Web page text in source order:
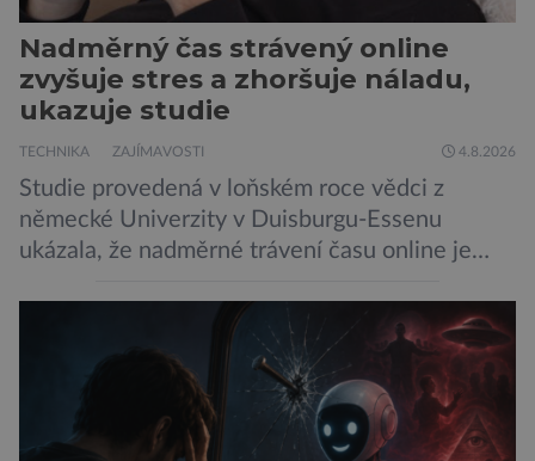
Nadměrný čas strávený online
zvyšuje stres a zhoršuje náladu,
ukazuje studie
TECHNIKA ZAJÍMAVOSTI 4.8.2026
Studie provedená v loňském roce vědci z
německé Univerzity v Duisburgu-Essenu
ukázala, že nadměrné trávení času online je
vede k zanedbávání dalších aktivit. Zúčastnilo
se jí 900 dospělých Němců, kteří uvedli, že se v
posledním roce alespoň jednou zapojili do hraní
her, sledování pornografie, sledování sociálních
sítí […]